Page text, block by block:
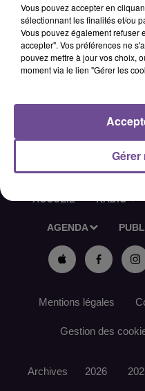
fidélisation. Assurer les
retrait colis.). Enregistrer
effectuer les
Surveiller le
service.
Référence de l’offre
ACCUEIL RADIO
AGENDA
Mentions légales
Gestion des
Archives 2026
Vous pouvez accepter en
sélectionnant les finalités et/ou
Vous pouvez également refuser
accepter". Vos préférences ne
pouvez mettre à jour vos choix,
moment via le lien "Gérer les
Gérer